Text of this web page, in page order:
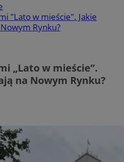
"Lato w mieście". Jakie
Rynku?
„Lato w mieście”.
na Nowym Rynku?